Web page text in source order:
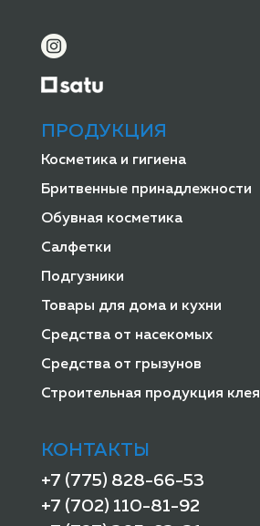
ПРОДУКЦИЯ
Косметика и гигиена
Бритвенные принадлежности
Обувная косметика
Салфетки
Подгузники
Товары для дома и кухни
Средства от насекомых
Средства от грызунов
Строительная продукция клея
КОНТАКТЫ
+7 (775) 828-66-53
+7 (702) 110-81-92